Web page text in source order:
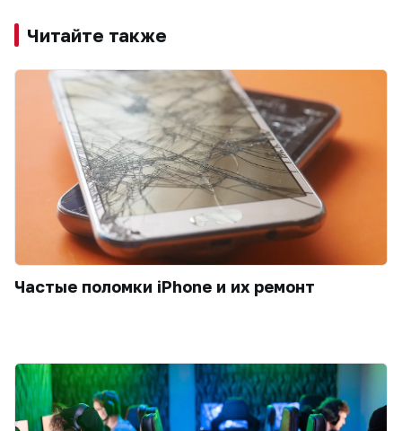
Читайте также
Частые поломки iPhone и их ремонт